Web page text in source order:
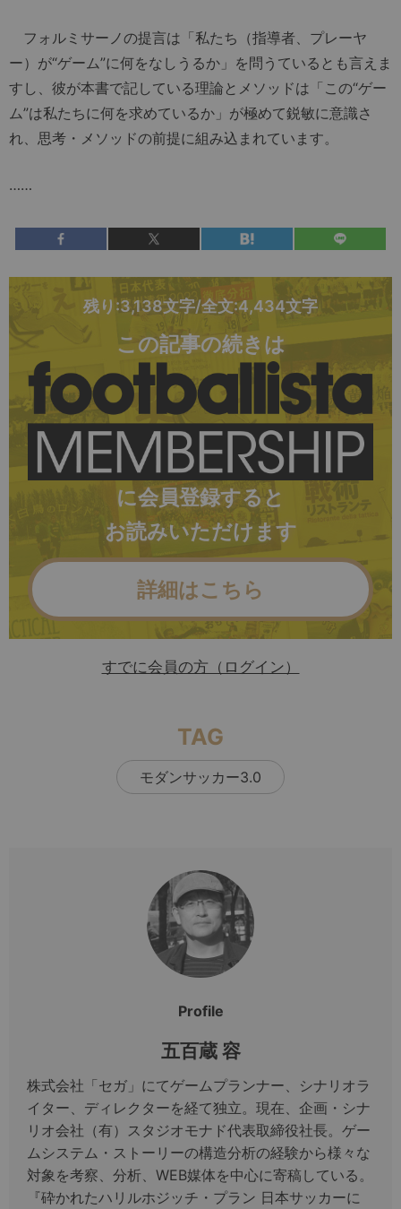
フォルミサーノの提言は「私たち（指導者、プレーヤ
ー）が“ゲーム”に何をなしうるか」を問うているとも言えま
すし、彼が本書で記している理論とメソッドは「この“ゲー
ム”は私たちに何を求めているか」が極めて鋭敏に意識さ
れ、思考・メソッドの前提に組み込まれています。
……
残り:3,138文字/全文:4,434文字
この記事の続きは
に会員登録すると
お読みいただけます
詳細はこちら
すでに会員の方（ログイン）
TAG
モダンサッカー3.0
Profile
五百蔵 容
株式会社「セガ」にてゲームプランナー、シナリオラ
イター、ディレクターを経て独立。現在、企画・シナ
リオ会社（有）スタジオモナド代表取締役社長。ゲー
ムシステム・ストーリーの構造分析の経験から様々な
対象を考察、分析、WEB媒体を中心に寄稿している。
『砕かれたハリルホジッチ・プラン 日本サッカーに